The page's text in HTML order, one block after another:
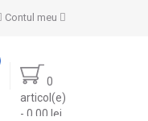
Contul meu
0
articol(e)
- 0.00 lei